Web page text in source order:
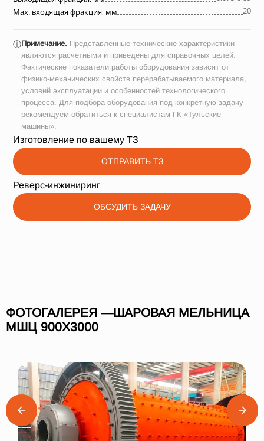
Max. входящая фракция, мм
20
ⓘПримечание. Представленные технические характеристики
являются расчетными и приведены для справочных целей.
Фактические показатели работы оборудования зависят от
физико-механических свойств перерабатываемого материала,
условий эксплуатации и особенностей технологического
процесса. Для подбора оборудования под конкретную задачу
рекомендуем обратиться к специалистам ГК «Тульские
машины».
Изготовление по вашему ТЗ
ОТПРАВИТЬ ТЗ
Реверс-инжиниринг
ОБСУДИТЬ ЗАДАЧУ
ФОТОГАЛЕРЕЯ —ШАРОВАЯ МЕЛЬНИЦА
МШЦ 900Х3000